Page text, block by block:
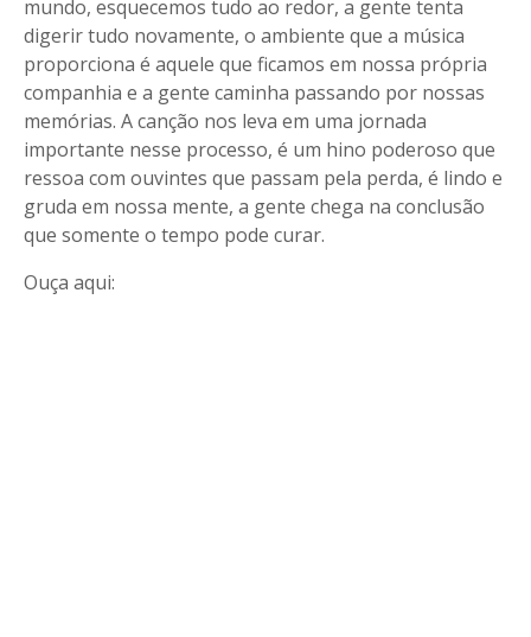
mundo, esquecemos tudo ao redor, a gente tenta
digerir tudo novamente, o ambiente que a música
proporciona é aquele que ficamos em nossa própria
companhia e a gente caminha passando por nossas
memórias. A canção nos leva em uma jornada
importante nesse processo, é um hino poderoso que
ressoa com ouvintes que passam pela perda, é lindo e
gruda em nossa mente, a gente chega na conclusão
que somente o tempo pode curar.
Ouça aqui: